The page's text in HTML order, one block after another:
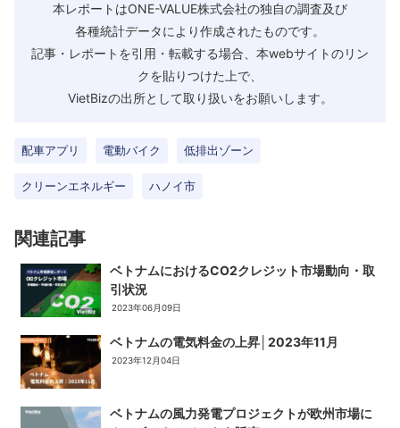
本レポートはONE-VALUE株式会社の独自の調査及び
各種統計データにより作成されたものです。
記事・レポートを引用・転載する場合、本webサイトのリン
クを貼りつけた上で、
VietBizの出所として取り扱いをお願いします。
配車アプリ 電動バイク 低排出ゾーン
クリーンエネルギー ハノイ市
関連記事
ベトナムにおけるCO2クレジット市場動向・取
引状況​
2023年06月09日
ベトナムの電気料金の上昇│2023年11月
2023年12月04日
ベトナムの風力発電プロジェクトが欧州市場に